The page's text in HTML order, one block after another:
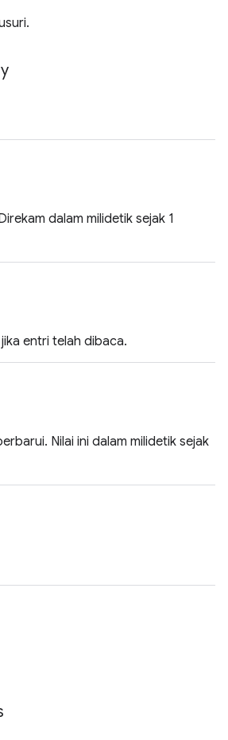
dalam milidetik sejak 1
jika entri telah dibaca.
Nilai ini dalam milidetik sejak